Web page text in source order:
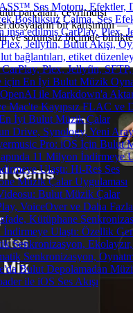
Ses Motoru, Efektler,
Boşluksuz Çalma, Ses
inşa edilmiş CarPlay, Plex,
Jellyfin, Bulut Akışı,
bağlantıları, etiket
Plex, Jellyfin,
için En İyi Bulut Müzik
OpenAI ile Markdown'a
Mac'te Kayıpsız FLAC ve
İyi Bulut Müzik Çalar
Drive, Synology, Yeni
Pro: iOS İçin Bulut
11 Milyon İndirmeye
Ulaştı: Hi-Res Ses
Müzik Çalar Uygulaması
Bulut Müzik Çalar
VoiceOver ve Daha
Kütüphane
Ulaştı: Özellik
Senkronizasyon,
Senkronizasyon,
Bulut Depolamadan
ile iOS Ses Akışı
parçaları, çevrimdışı
dosyaların bir karışımını —
ve sorunsuz biçimde birlikte